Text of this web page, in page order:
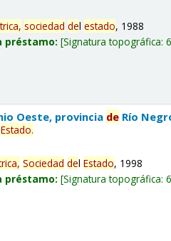
sociedad delestado, 1988
préstamo: Signatura topográfica:
Oeste, provincia de Río
Estado.
Sociedad delEstado, 1998
préstamo: Signatura topográfica: